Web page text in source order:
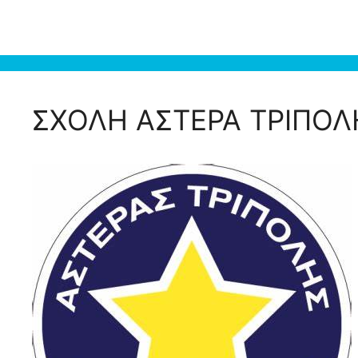
ΣΧΟΛΗ ΑΣΤΕΡΑ